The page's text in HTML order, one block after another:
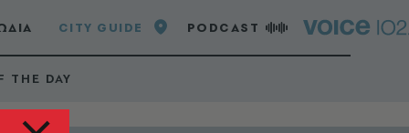
CITY GUIDE PODCAST
THE DAY